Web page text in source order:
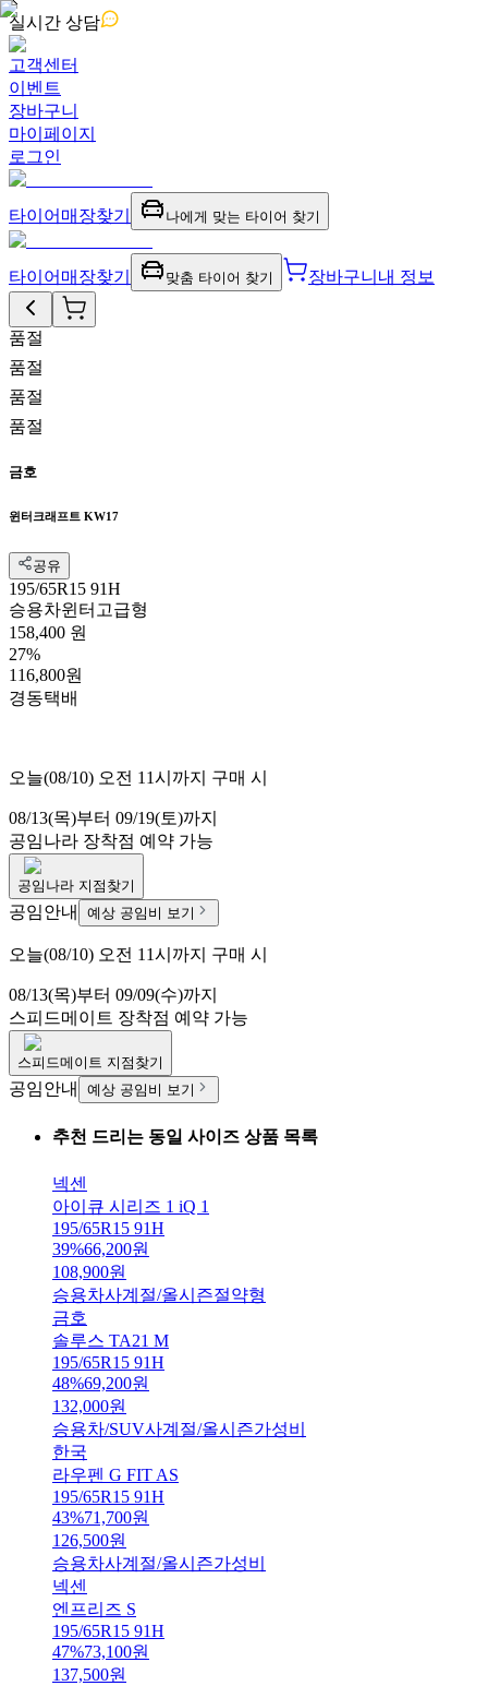
실시간 상담
고객센터
이벤트
장바구니
마이페이지
로그인
타이어 매장찾기 나에게 맞는 타이어 찾기
타이어 매장찾기 맞춤 타이어 찾기 장바구니 내 정보
품절
품절
품절
품절
금호
윈터크래프트 KW17
공유
195/65R15 91H
승용차윈터 고급형
158,400 원
27%
116,800원
경동택배
오늘(08/10) 오전 11시까지 구매 시
08/13(목)부터 09/19(토)까지
공임나라 장착점 예약 가능
공임나라 지점찾기
공임안내 예상 공임비 보기
오늘(08/10) 오전 11시까지 구매 시
08/13(목)부터 09/09(수)까지
스피드메이트 장착점 예약 가능
스피드메이트 지점찾기
공임안내 예상 공임비 보기
추천 드리는 동일 사이즈 상품 목록
넥센
아이큐 시리즈 1 iQ 1
195/65R15 91H
39%66,200원
108,900원
승용차사계절/올시즌절약형
금호
솔루스 TA21 M
195/65R15 91H
48%69,200원
132,000원
승용차/SUV사계절/올시즌가성비
한국
라우펜 G FIT AS
195/65R15 91H
43%71,700원
126,500원
승용차사계절/올시즌가성비
넥센
엔프리즈 S
195/65R15 91H
47%73,100원
137,500원